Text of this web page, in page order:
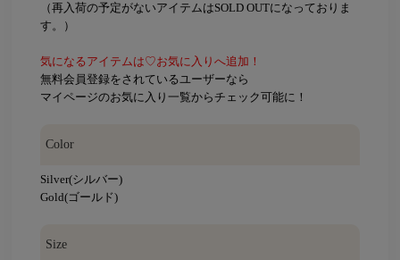
（再入荷の予定がないアイテムはSOLD OUTになっておりま
す。）
気になるアイテムは♡お気に入りへ追加！
無料会員登録をされているユーザーなら
マイページのお気に入り一覧からチェック可能に！
Color
Silver(シルバー)
Gold(ゴールド)
Size